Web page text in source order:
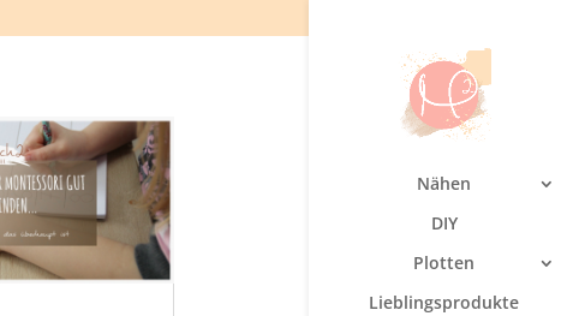
Nähen
DIY
Plotten
Lieblingsprodukte